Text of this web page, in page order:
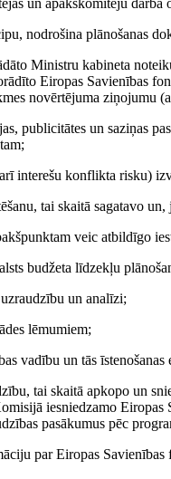
un apakškomiteju darba
nodrošina plānošanas
Ministru kabineta
Eiropas Savienības
novērtējuma ziņojumu
publicitātes un saziņas
interešu konflikta risku)
tai skaitā sagatavo un,
veic atbildīgo
budžeta līdzekļu
un analīzi;
lēmumiem;
vadību un tās īstenošanas
tai skaitā apkopo un
iesniedzamo
pasākumus pēc
par Eiropas